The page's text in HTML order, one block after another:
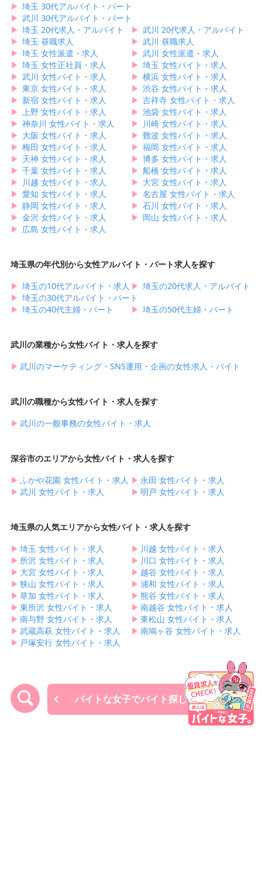
▶︎ 埼玉 30代アルバイト・パート
▶︎ 武川 30代アルバイト・パート
▶︎ 埼玉 20代求人・アルバイト ▶︎ 武川 20代求人・アルバイト
▶︎ 埼玉 昼職求人 ▶︎ 武川 昼職求人
▶︎ 埼玉 女性派遣・求人 ▶︎ 武川 女性派遣・求人
▶︎ 埼玉 女性正社員・求人 ▶︎ 埼玉 女性バイト・求人
▶︎ 武川 女性バイト・求人 ▶︎ 横浜 女性バイト・求人
▶︎ 東京 女性バイト・求人 ▶︎ 渋谷 女性バイト・求人
▶︎ 新宿 女性バイト・求人 ▶︎ 吉祥寺 女性バイト・求人
▶︎ 上野 女性バイト・求人 ▶︎ 池袋 女性バイト・求人
▶︎ 神奈川 女性バイト・求人 ▶︎ 川崎 女性バイト・求人
▶︎ 大阪 女性バイト・求人 ▶︎ 難波 女性バイト・求人
▶︎ 梅田 女性バイト・求人 ▶︎ 福岡 女性バイト・求人
▶︎ 天神 女性バイト・求人 ▶︎ 博多 女性バイト・求人
▶︎ 千葉 女性バイト・求人 ▶︎ 船橋 女性バイト・求人
▶︎ 川越 女性バイト・求人 ▶︎ 大宮 女性バイト・求人
▶︎ 愛知 女性バイト・求人 ▶︎ 名古屋 女性バイト・求人
▶︎ 静岡 女性バイト・求人 ▶︎ 石川 女性バイト・求人
▶︎ 金沢 女性バイト・求人 ▶︎ 岡山 女性バイト・求人
▶︎ 広島 女性バイト・求人
埼玉県の年代別から女性アルバイト・パート求人を探す
▶︎ 埼玉の10代アルバイト・求人 ▶︎ 埼玉の20代求人・アルバイト
▶︎ 埼玉の30代アルバイト・パート
▶︎ 埼玉の40代主婦・パート ▶︎ 埼玉の50代主婦・パート
武川の業種から女性バイト・求人を探す
▶︎ 武川のマーケティング・SNS運用・企画の女性求人・バイト
武川の職種から女性バイト・求人を探す
▶︎ 武川の一般事務の女性バイト・求人
深谷市のエリアから女性バイト・求人を探す
▶︎ ふかや花園 女性バイト・求人 ▶︎ 永田 女性バイト・求人
▶︎ 武川 女性バイト・求人 ▶︎ 明戸 女性バイト・求人
埼玉県の人気エリアから女性バイト・求人を探す
▶︎ 埼玉 女性バイト・求人 ▶︎ 川越 女性バイト・求人
▶︎ 所沢 女性バイト・求人 ▶︎ 川口 女性バイト・求人
▶︎ 大宮 女性バイト・求人 ▶︎ 越谷 女性バイト・求人
▶︎ 狭山 女性バイト・求人 ▶︎ 浦和 女性バイト・求人
▶︎ 草加 女性バイト・求人 ▶︎ 熊谷 女性バイト・求人
▶︎ 東所沢 女性バイト・求人 ▶︎ 南越谷 女性バイト・求人
▶︎ 南与野 女性バイト・求人 ▶︎ 東松山 女性バイト・求人
▶︎ 武蔵高萩 女性バイト・求人 ▶︎ 南鳩ヶ谷 女性バイト・求人
▶︎ 戸塚安行 女性バイト・求人
バイトな女子でバイト探し